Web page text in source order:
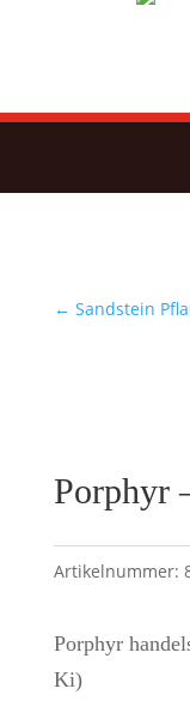
← Sandstein
Porphyr
Artikelnummer:
Porphyr
Ki)